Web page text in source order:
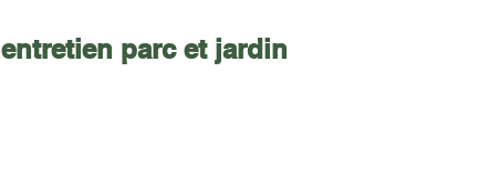
entretien parc et jardin